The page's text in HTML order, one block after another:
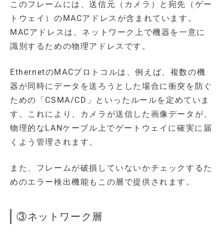
このフレームには、送信元（カメラ）と宛先（ゲー
トウェイ）のMACアドレスが含まれています。
MACアドレスは、ネットワーク上で機器を一意に
識別するための物理アドレスです。
EthernetのMACプロトコルは、例えば、複数の機
器が同時にデータを送ろうとした場合に衝突を防ぐ
ための「CSMA/CD」といったルールを定めていま
す。これにより、カメラが送信した画像データが、
物理的なLANケーブル上でゲートウェイに確実に届
くよう管理されます。
また、フレームが破損していないかチェックするた
めのエラー検出機能もこの層で提供されます。
③ネットワーク層